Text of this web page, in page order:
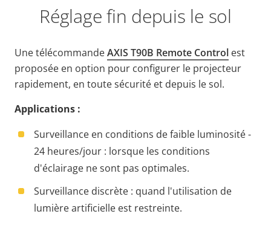
Réglage fin depuis le sol
Une télécommandeAXIS T90B Remote Control est
proposée en option pour configurer le projecteur
rapidement, en toute sécurité et depuis le sol.
Applications :
Surveillance en conditions de faible luminosité -
24 heures/jour : lorsque les conditions
d'éclairage ne sont pas optimales.
Surveillance discrète : quand l'utilisation de
lumière artificielle est restreinte.